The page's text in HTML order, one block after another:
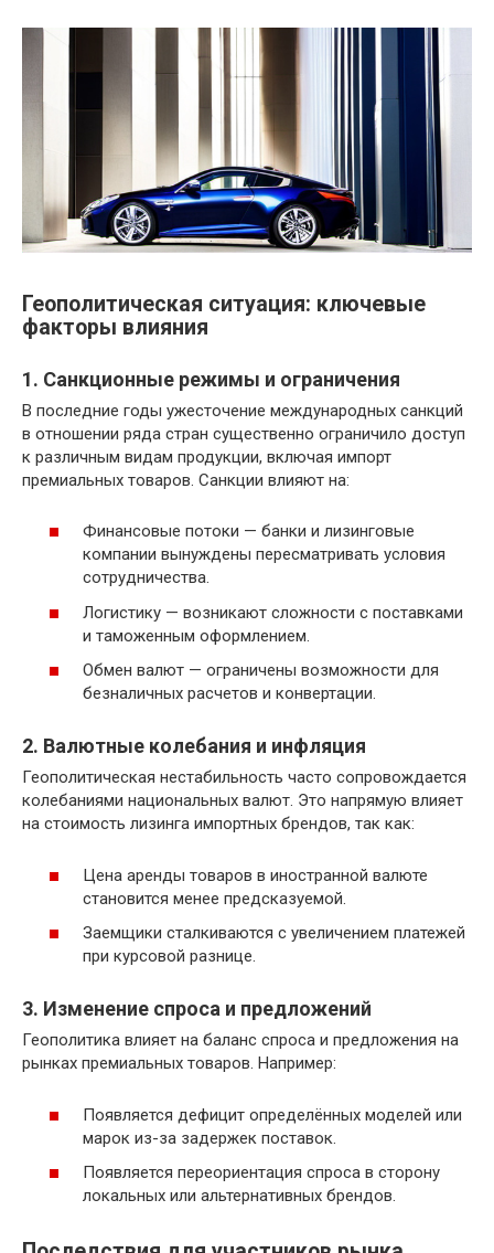
Геополитическая ситуация: ключевые
факторы влияния
1. Санкционные режимы и ограничения
В последние годы ужесточение международных санкций
в отношении ряда стран существенно ограничило доступ
к различным видам продукции, включая импорт
премиальных товаров. Санкции влияют на:
Финансовые потоки — банки и лизинговые
компании вынуждены пересматривать условия
сотрудничества.
Логистику — возникают сложности с поставками
и таможенным оформлением.
Обмен валют — ограничены возможности для
безналичных расчетов и конвертации.
2. Валютные колебания и инфляция
Геополитическая нестабильность часто сопровождается
колебаниями национальных валют. Это напрямую влияет
на стоимость лизинга импортных брендов, так как:
Цена аренды товаров в иностранной валюте
становится менее предсказуемой.
Заемщики сталкиваются с увеличением платежей
при курсовой разнице.
3. Изменение спроса и предложений
Геополитика влияет на баланс спроса и предложения на
рынках премиальных товаров. Например:
Появляется дефицит определённых моделей или
марок из-за задержек поставок.
Появляется переориентация спроса в сторону
локальных или альтернативных брендов.